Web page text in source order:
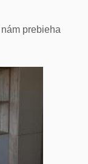
prebieha